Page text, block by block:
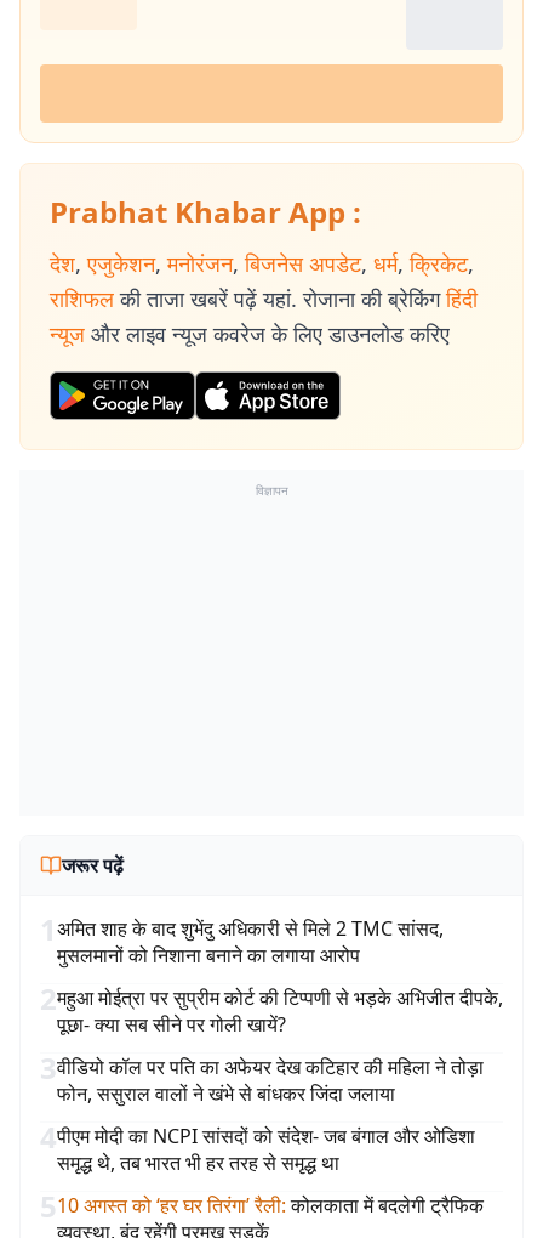
Prabhat Khabar App :
देश, एजुकेशन, मनोरंजन, बिजनेस अपडेट, धर्म, क्रिकेट,
राशिफल की ताजा खबरें पढ़ें यहां. रोजाना की ब्रेकिंग हिंदी
न्यूज और लाइव न्यूज कवरेज के लिए डाउनलोड करिए
विज्ञापन
जरूर पढ़ें
1अमित शाह के बाद शुभेंदु अधिकारी से मिले 2 TMC सांसद,
मुसलमानों को निशाना बनाने का लगाया आरोप
2महुआ मोईत्रा पर सुप्रीम कोर्ट की टिप्पणी से भड़के अभिजीत दीपके,
पूछा- क्या सब सीने पर गोली खायें?
3वीडियो कॉल पर पति का अफेयर देख कटिहार की महिला ने तोड़ा
फोन, ससुराल वालों ने खंभे से बांधकर जिंदा जलाया
4पीएम मोदी का NCPI सांसदों को संदेश- जब बंगाल और ओडिशा
समृद्ध थे, तब भारत भी हर तरह से समृद्ध था
510 अगस्त को ‘हर घर तिरंगा’ रैली: कोलकाता में बदलेगी ट्रैफिक
व्यवस्था, बंद रहेंगी प्रमुख सड़कें